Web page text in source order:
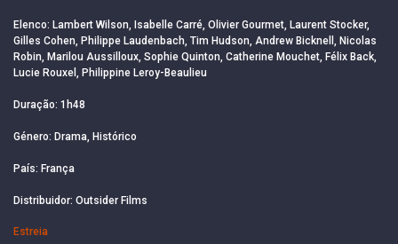
Elenco: Lambert Wilson, Isabelle Carré, Olivier Gourmet, Laurent Stocker,
Gilles Cohen, Philippe Laudenbach, Tim Hudson, Andrew Bicknell, Nicolas
Robin, Marilou Aussilloux, Sophie Quinton, Catherine Mouchet, Félix Back,
Lucie Rouxel, Philippine Leroy-Beaulieu
Duração: 1h48
Género: Drama, Histórico
País: França
Distribuidor: Outsider Films
Estreia